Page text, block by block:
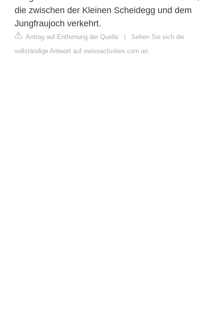
die zwischen der Kleinen Scheidegg und dem
Jungfraujoch verkehrt.
Antrag auf Entfernung der Quelle | Sehen Sie sich die
vollständige Antwort auf swissactivities.com an